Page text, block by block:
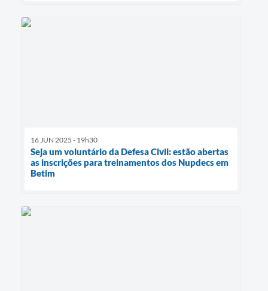
16 JUN 2025 - 19h30
Seja um voluntário da Defesa Civil: estão abertas
as inscrições para treinamentos dos Nupdecs em
Betim